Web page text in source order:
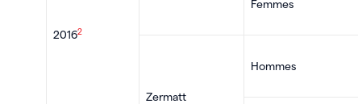
20162
Femmes
Zermatt
Hommes